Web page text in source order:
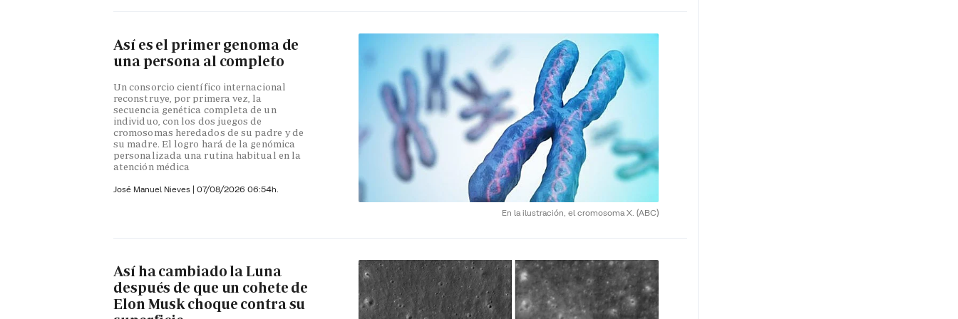
En la ilustración, el cromosoma X. (ABC)
Así es el primer genoma de
una persona al completo
Un consorcio científico internacional
reconstruye, por primera vez, la
secuencia genética completa de un
individuo, con los dos juegos de
cromosomas heredados de su padre y de
su madre. El logro hará de la genómica
personalizada una rutina habitual en la
atención médica
José Manuel Nieves | 07/08/2026 06:54h.
Así ha cambiado la Luna
después de que un cohete de
Elon Musk choque contra su